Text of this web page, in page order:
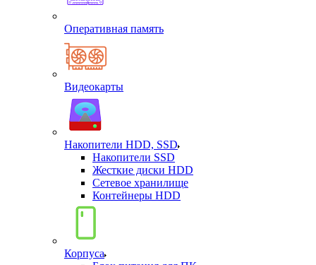
Оперативная память
Видеокарты
Накопители HDD, SSD
Накопители SSD
Жесткие диски HDD
Сетевое хранилище
Контейнеры HDD
Корпуса